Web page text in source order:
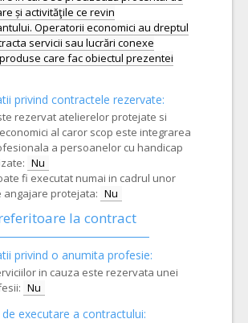
și activităţile ce revin
Operatorii economici au dreptul
servicii sau lucrări conexe
care fac obiectul prezentei
privind contractele rezervate:
rezervat atelierelor protejate si
al caror scop este integrarea
a persoanelor cu handicap
Nu
fi executat numai in cadrul unor
angajare protejata: Nu
la contract
privind o anumita profesie:
in cauza este rezervata unei
Nu
executare a contractului: